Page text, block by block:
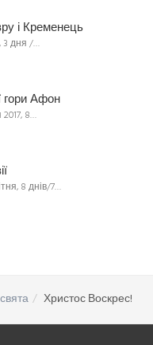
і Кременець
3 дня /…
гори Афон
8…
8 днів/7…
Христос Воскрес!